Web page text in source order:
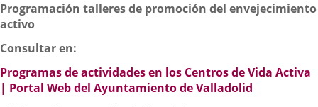
Programación talleres de promoción del envejecimiento
activo
Consultar en:
Programas de actividades en los Centros de Vida Activa
| Portal Web del Ayuntamiento de Valladolid